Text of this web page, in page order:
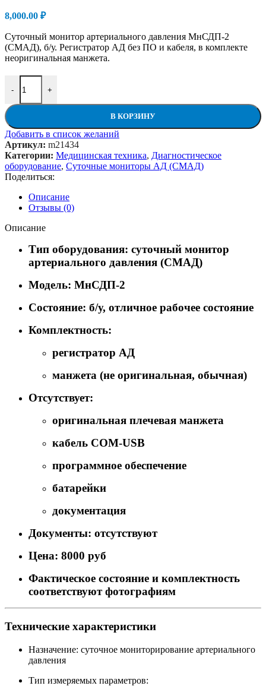
8,000.00 ₽
Суточный монитор артериального давления МнСДП-2
(СМАД), б/у. Регистратор АД без ПО и кабеля, в комплекте
неоригинальная манжета.
-
Количество товара Суточный монитор артериального
+
В КОРЗИНУ
Добавить в список желаний
Артикул: m21434
Категории: Медицинская техника, Диагностическое
оборудование, Суточные мониторы АД (СМАД)
Поделиться:
Описание
Отзывы (0)
Описание
Тип оборудования: суточный монитор
артериального давления (СМАД)
Модель: МнСДП-2
Состояние: б/у, отличное рабочее состояние
Комплектность:
регистратор АД
манжета (не оригинальная, обычная)
Отсутствует:
оригинальная плечевая манжета
кабель COM-USB
программное обеспечение
батарейки
документация
Документы: отсутствуют
Цена: 8000 руб
Фактическое состояние и комплектность
соответствуют фотографиям
Технические характеристики
Назначение: суточное мониторирование артериального
давления
Тип измеряемых параметров: